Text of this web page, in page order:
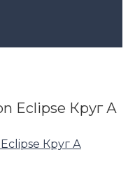
Eclipse Круг А